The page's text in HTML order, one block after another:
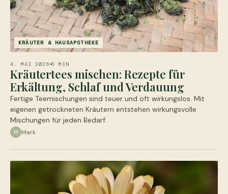
KRÄUTER & HAUSAPOTHEKE
4. MAI 2026 6 MIN
Kräutertees mischen: Rezepte für
Erkältung, Schlaf und Verdauung
Fertige Teemischungen sind teuer und oft wirkungslos. Mit
eigenen getrockneten Kräutern entstehen wirkungsvolle
Mischungen für jeden Bedarf.
M Mark